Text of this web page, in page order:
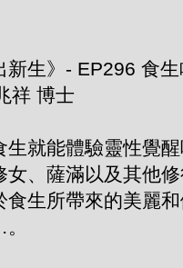
新生》- EP296 食
祥 博士
就能體驗靈性覺
女、薩滿以及其他
生所帶來的美麗